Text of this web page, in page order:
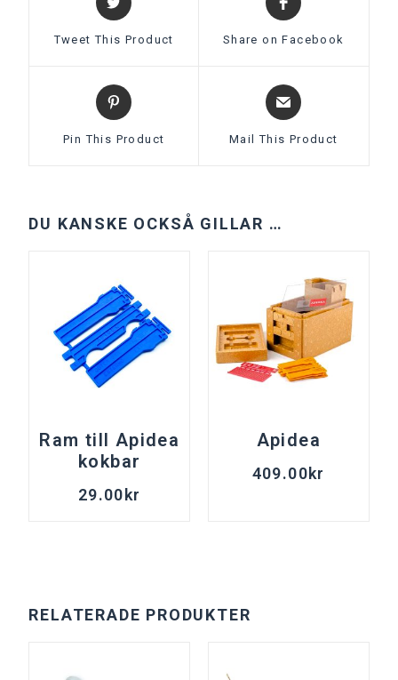
Tweet This Product Share on Facebook
Pin This Product Mail This Product
DU KANSKE OCKSÅ GILLAR …
Ram till Apidea
kokbar
29.00kr
Apidea
409.00kr
RELATERADE PRODUKTER